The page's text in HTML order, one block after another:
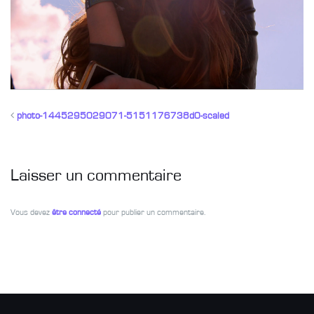
photo-1445295029071-5151176738d0-scaled
Laisser un commentaire
Vous devez être connecté pour publier un commentaire.